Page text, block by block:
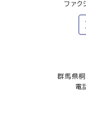
ファ
群馬県
電